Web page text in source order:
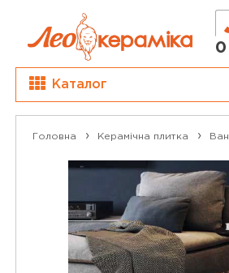
0
Каталог
Головна Керамічна плитка